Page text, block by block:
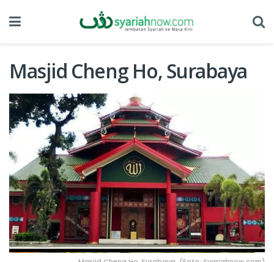
Masjid Cheng Ho, Surabaya